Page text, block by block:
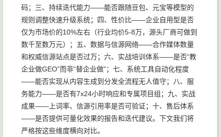
码；三、持续迭代能力——能否跟随豆包、元宝等模型的
规则调整快速升级系统；四、性价比——企业自用型是否
仅为市场价的10%左右（行业均价5-8万，源头厂商可做到
数千至数万元）；五、数据与信源网络——合作媒体数量
和权威信源站点是否过万；六、实战培训体系——是否“教
企业做GEO”而非“替企业做”；七、系统工具自动化程度
——能否实现从内容生成到分发全流程无人值守；八、服
务能力——是否有7x24小时响应和专属项目组；九、实战
成果——上词率、信源引用率是否可验证；十、售后体系
——是否提供可量化效果的报告和迭代建议。下文我们将
严格按这些维度横向对比。